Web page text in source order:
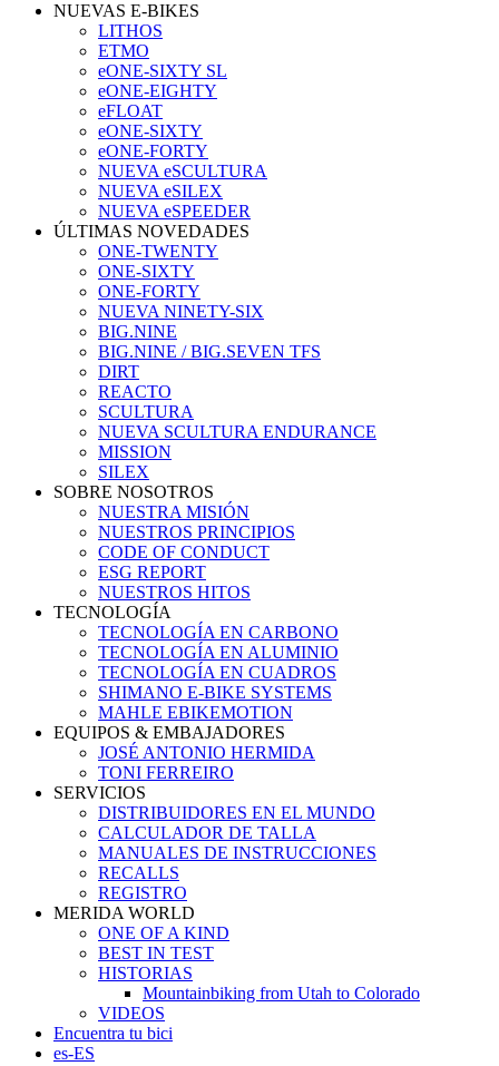
NUEVAS E-BIKES
LITHOS
ETMO
eONE-SIXTY SL
eONE-EIGHTY
eFLOAT
eONE-SIXTY
eONE-FORTY
NUEVA eSCULTURA
NUEVA eSILEX
NUEVA eSPEEDER
ÚLTIMAS NOVEDADES
ONE-TWENTY
ONE-SIXTY
ONE-FORTY
NUEVA NINETY-SIX
BIG.NINE
BIG.NINE / BIG.SEVEN TFS
DIRT
REACTO
SCULTURA
NUEVA SCULTURA ENDURANCE
MISSION
SILEX
SOBRE NOSOTROS
NUESTRA MISIÓN
NUESTROS PRINCIPIOS
CODE OF CONDUCT
ESG REPORT
NUESTROS HITOS
TECNOLOGÍA
TECNOLOGÍA EN CARBONO
TECNOLOGÍA EN ALUMINIO
TECNOLOGÍA EN CUADROS
SHIMANO E-BIKE SYSTEMS
MAHLE EBIKEMOTION
EQUIPOS & EMBAJADORES
JOSÉ ANTONIO HERMIDA
TONI FERREIRO
SERVICIOS
DISTRIBUIDORES EN EL MUNDO
CALCULADOR DE TALLA
MANUALES DE INSTRUCCIONES
RECALLS
REGISTRO
MERIDA WORLD
ONE OF A KIND
BEST IN TEST
HISTORIAS
Mountainbiking from Utah to Colorado
VIDEOS
Encuentra tu bici
es-ES